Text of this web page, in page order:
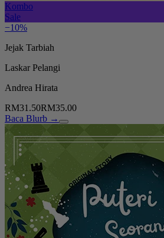
Kombo
Sale
−10%
Jejak Tarbiah
Laskar Pelangi
Andrea Hirata
RM31.50RM35.00
Baca Blurb →